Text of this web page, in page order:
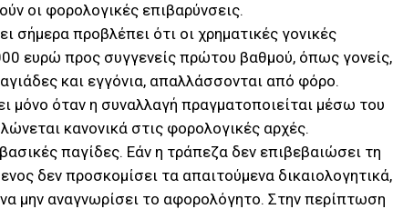
οι φορολογικές επιβαρύνσεις.
σήμερα προβλέπει ότι οι χρηματικές γονικές
ευρώ προς συγγενείς πρώτου βαθμού, όπως γονείς,
και εγγόνια, απαλλάσσονται από φόρο.
μόνο όταν η συναλλαγή πραγματοποιείται μέσω του
κανονικά στις φορολογικές αρχές.
παγίδες. Εάν η τράπεζα δεν επιβεβαιώσει τη
δεν προσκομίσει τα απαιτούμενα δικαιολογητικά,
μην αναγνωρίσει το αφορολόγητο. Στην περίπτωση